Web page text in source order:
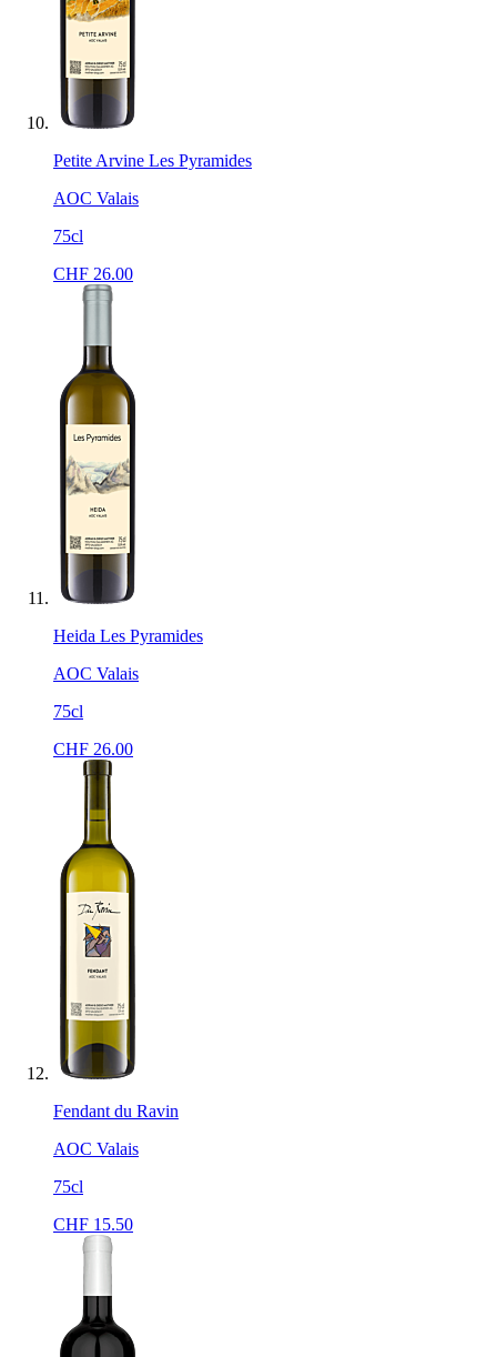
Petite Arvine Les Pyramides
AOC Valais
75cl
CHF 26.00
Heida Les Pyramides
AOC Valais
75cl
CHF 26.00
Fendant du Ravin
AOC Valais
75cl
CHF 15.50